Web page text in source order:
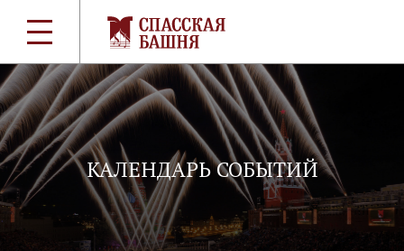
КАЛЕНДАРЬ СОБЫТИЙ